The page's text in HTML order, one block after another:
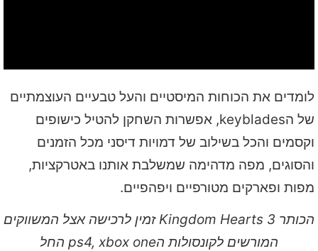
לומדים את הכוחות המיסטיים והעל טבעיים העוצמתיים
של הkeyblades, אפשרות השחקן להטיל כישופים
וקסמים והכל בשילוב של דמויות דיסני מכל הזמנים
והסוגים, מפה מדהימה שמשלבת אותנו באטרקציות,
מפות ופארקים מטורפיים ויפהפיים.
הכותר Kingdom Hearts 3
זמין לרכישה אצל המשווקים
המורשים לקונסולות הps4, xbox one החל